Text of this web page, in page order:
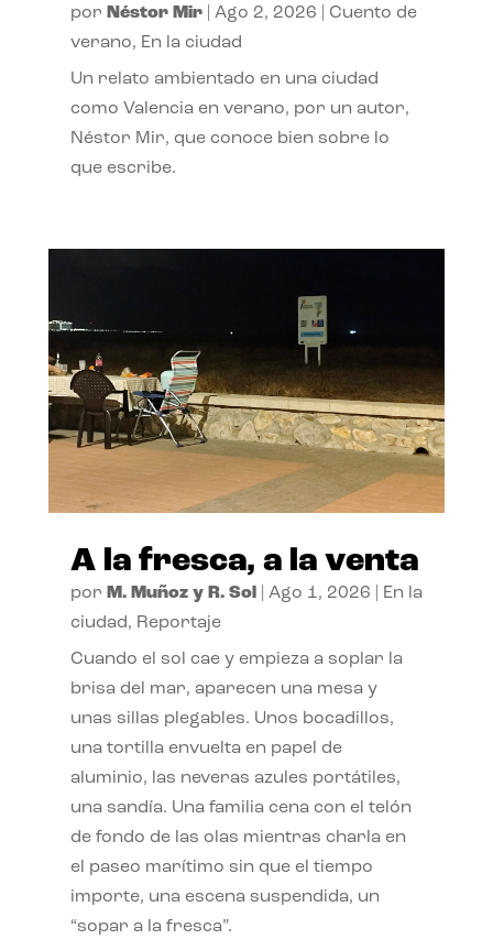
por Néstor Mir| Ago 2, 2026
Cuento de
verano, En la ciudad
Un relato ambientado en una ciudad
como Valencia en verano, por un autor,
Néstor Mir, que conoce bien sobre lo
que escribe.
A la fresca, a la venta
por M. Muñoz y R. Sol| Ago 1, 2026
En la
ciudad, Reportaje
Cuando el sol cae y empieza a soplar la
brisa del mar, aparecen una mesa y
unas sillas plegables. Unos bocadillos,
una tortilla envuelta en papel de
aluminio, las neveras azules portátiles,
una sandía. Una familia cena con el telón
de fondo de las olas mientras charla en
el paseo marítimo sin que el tiempo
importe, una escena suspendida, un
“sopar a la fresca”.